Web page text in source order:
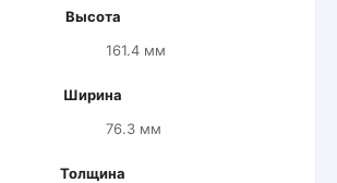
Высота
161.4 мм
Ширина
76.3 мм
Толщина